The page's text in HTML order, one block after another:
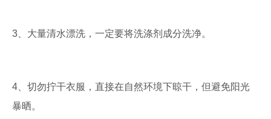
3、大量清水漂洗，一定要将洗涤剂成分洗净。
4、切勿拧干衣服，直接在自然环境下晾干，但避免阳光
暴晒。